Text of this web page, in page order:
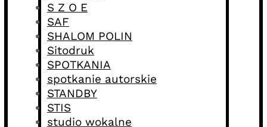
S Z O E
SAF
SHALOM POLIN
Sitodruk
SPOTKANIA
spotkanie autorskie
STANDBY
STIS
studio wokalne